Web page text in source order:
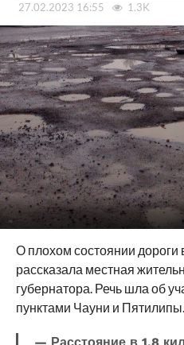
27.02.2023 16:55 1.3K
О плохом состоянии
рассказала местная
губернатора. Речь шла об
пунктами Чауни и Пятилипы.